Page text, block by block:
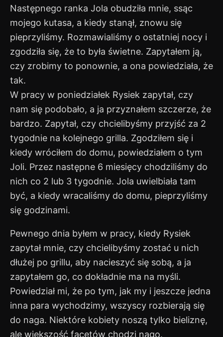
Następnego ranka Jola obudziła mnie, ssąc
mojego kutasa, a kiedy stanął, znowu się
pieprzyliśmy. Rozmawialiśmy o ostatniej nocy i
zgodziła się, że to była świetne. Zapytałem ją,
czy zrobimy to ponownie, a ona powiedziała, że
tak.
W pracy w poniedziałek Rysiek zapytał, czy
nam się podobało, a ja przyznałem szczerze, że
bardzo. Zapytał, czy chcielibyśmy przyjść za 2
tygodnie na kolejnego grilla. Zgodziłem się i
kiedy wróciłem do domu, powiedziałem o tym
Joli. Przez następne 6 miesięcy chodziliśmy do
nich co 2 lub 3 tygodnie. Jola uwielbiała tam
być, a kiedy wracaliśmy do domu, pieprzyliśmy
się godzinami.
Pewnego dnia byłem w pracy, kiedy Rysiek
zapytał mnie, czy chcielibyśmy zostać u nich
dłużej po grillu, aby nacieszyć się sobą, a ja
zapytałem go, co dokładnie ma na myśli.
Powiedział mi, że po tym, jak my i jeszcze jedna
inna para wychodzimy, wszyscy rozbierają się
do naga. Niektóre kobiety noszą tylko bieliznę,
ale większość facetów chodzi nago.